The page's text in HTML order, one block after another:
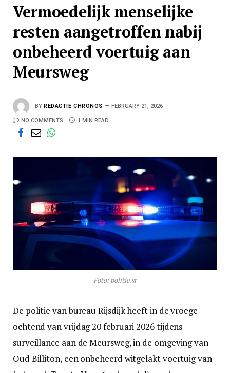
Vermoedelijk menselijke
resten aangetroffen nabij
onbeheerd voertuig aan
Meursweg
BY REDACTIE CHRONOS FEBRUARY 21, 2026
NO COMMENTS 1 MIN READ
Foto: politie.sr
De politie van bureau Rijsdijk heeft in de vroege
ochtend van vrijdag 20 februari 2026 tijdens
surveillance aan de Meursweg, in de omgeving van
Oud Billiton, een onbeheerd witgelakt voertuig van